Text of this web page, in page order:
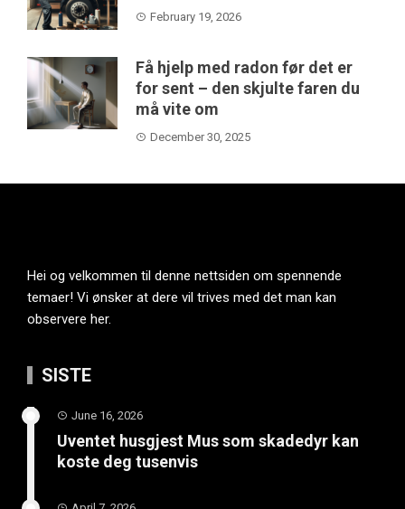
February 19, 2026
Få hjelp med radon før det er
for sent – den skjulte faren du
må vite om
December 30, 2025
Hei og velkommen til denne nettsiden om spennende
temaer! Vi ønsker at dere vil trives med det man kan
observere her.
SISTE
June 16, 2026
Uventet husgjest Mus som skadedyr kan
koste deg tusenvis